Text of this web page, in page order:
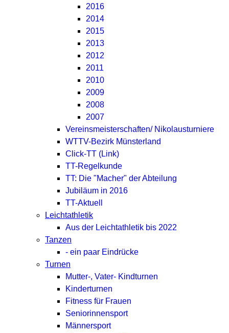
2016
2014
2015
2013
2012
2011
2010
2009
2008
2007
Vereinsmeisterschaften/ Nikolausturniere
WTTV-Bezirk Münsterland
Click-TT (Link)
TT-Regelkunde
TT: Die "Macher" der Abteilung
Jubiläum in 2016
TT-Aktuell
Leichtathletik
Aus der Leichtathletik bis 2022
Tanzen
- ein paar Eindrücke
Turnen
Mutter-, Vater- Kindturnen
Kinderturnen
Fitness für Frauen
Seniorinnensport
Männersport